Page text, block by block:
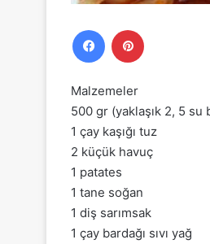
Facebook
Malzemeler
500 gr (yaklaşık 2, 5 su
1 çay kaşığı tuz
2 küçük havuç
1 patates
1 tane soğan
1 diş sarımsak
1 çay bardağı sıvı yağ